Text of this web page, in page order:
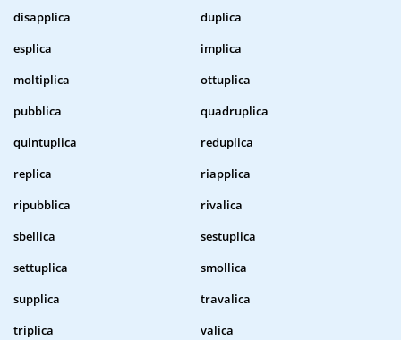
disapplica
duplica
esplica
implica
moltiplica
ottuplica
pubblica
quadruplica
quintuplica
reduplica
replica
riapplica
ripubblica
rivalica
sbellica
sestuplica
settuplica
smollica
supplica
travalica
triplica
valica